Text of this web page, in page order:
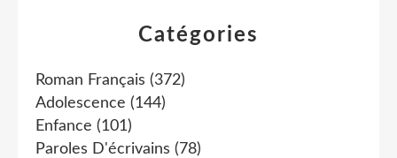
Catégories
Roman Français (372)
Adolescence (144)
Enfance (101)
Paroles D'écrivains (78)